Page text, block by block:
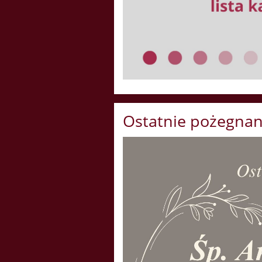
Ostatnie